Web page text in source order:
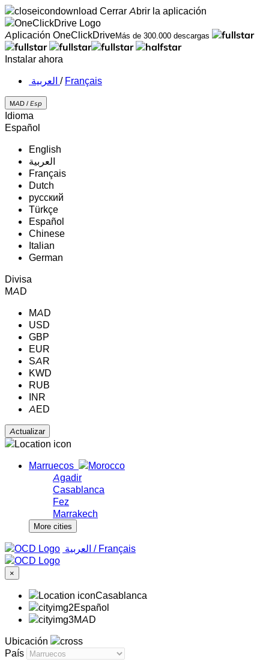
Cerrar Abrir la aplicación
Aplicación OneClickDriveMás de 300.000 descargas
Instalar ahora
‏العربية ‏ / Français
MAD / Esp
Idioma
Español
English
‏العربية‏
Français
Dutch
русский
Türkçe
Español
Chinese
Italian
German
Divisa
MAD
MAD
USD
GBP
EUR
SAR
KWD
RUB
INR
AED
Marruecos
Agadir
Casablanca
Fez
Marrakech
More cities
‏العربية ‏ / Français
×
Casablanca
Español
MAD
Ubicación
País